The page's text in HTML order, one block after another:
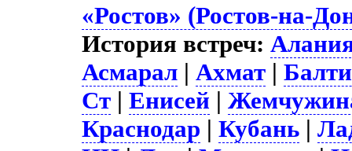
«Ростов» (Ростов-на-
История встреч:
Асмарал |Ахмат |
Ст |Енисей |
Краснодар |Кубань |